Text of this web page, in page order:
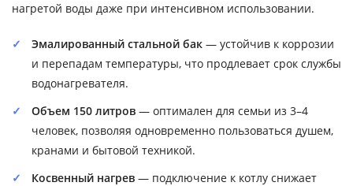
нагретой воды даже при интенсивном использовании.
Эмалированный стальной бак — устойчив к коррозии
и перепадам температуры, что продлевает срок службы
водонагревателя.
Объем 150 литров — оптимален для семьи из 3–4
человек, позволяя одновременно пользоваться душем,
кранами и бытовой техникой.
Косвенный нагрев — подключение к котлу снижает